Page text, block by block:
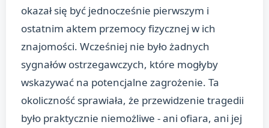
okazał się być jednocześnie pierwszym i
ostatnim aktem przemocy fizycznej w ich
znajomości. Wcześniej nie było żadnych
sygnałów ostrzegawczych, które mogłyby
wskazywać na potencjalne zagrożenie. Ta
okoliczność sprawiała, że przewidzenie tragedii
było praktycznie niemożliwe - ani ofiara, ani jej